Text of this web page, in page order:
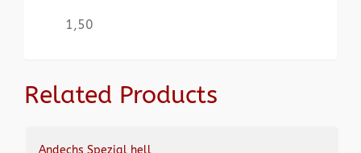
1,50
Related Products